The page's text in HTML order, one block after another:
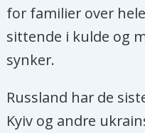
for familier over
sittende i kulde og
synker.
Russland har de
Kyiv og andre